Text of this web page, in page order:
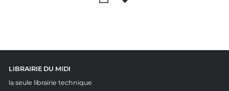
LIBRAIRIE DU MIDI
la seule librairie technique